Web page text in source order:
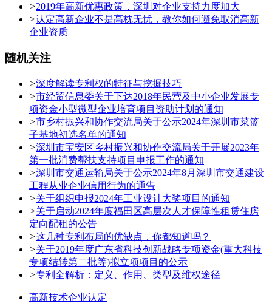
>2019年高新优惠政策，深圳对企业支持力度加大
>认定高新企业不是高枕无忧，教你如何避免取消高新
企业资质
随机关注
>深度解读专利权的特征与挖掘技巧
>市经贸信息委关于下达2018年民营及中小企业发展专
项资金小型微型企业培育项目资助计划的通知
>市乡村振兴和协作交流局关于公示2024年深圳市菜篮
子基地初选名单的通知
>深圳市宝安区乡村振兴和协作交流局关于开展2023年
第一批消费帮扶支持项目申报工作的通知
>深圳市交通运输局关于公示2024年8月深圳市交通建设
工程从业企业信用行为的通告
>关于组织申报2024年工业设计大奖项目的通知
>关于启动2024年度福田区高层次人才保障性租赁住房
定向配租的公告
>这几种专利布局的优缺点，你都知道吗？
>关于2019年度广东省科技创新战略专项资金(重大科技
专项结转第二批等)拟立项项目的公示
>专利全解析：定义、作用、类型及维权途径
高新技术企业认定